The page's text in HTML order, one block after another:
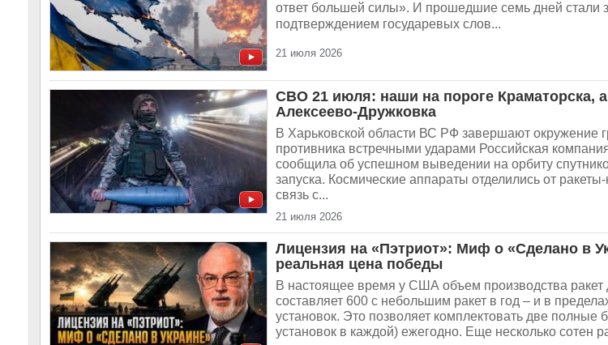
ответ большей силы». И прошедшие семь дней стали
подтверждением государевых слов...
21 июля 2026
СВО 21 июля: наши на пороге Краматорска,
Алексеево-Дружковка
В Харьковской области ВС РФ завершают окружение
противника встречными ударами Российская
сообщила об успешном выведении на орбиту
запуска. Космические аппараты отделились от
связь с...
21 июля 2026
Лицензия на «Пэтриот»: Миф о «Сделано в
реальная цена победы
В настоящее время у США объем производства ракет
составляет 600 с небольшим ракет в год – и в
установок. Это позволяет комплектовать две полные
установок в каждой) ежегодно. Еще несколько сотен